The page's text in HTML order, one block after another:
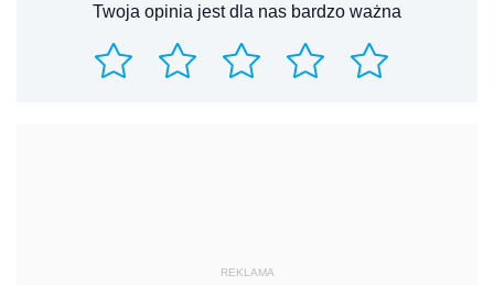
Twoja opinia jest dla nas bardzo ważna
REKLAMA